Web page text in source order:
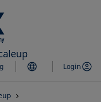
Login